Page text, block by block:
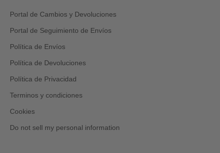
carpeta
promociones
spam.
Portal de Cambios y Devoluciones
Portal de Seguimiento de Envíos
Política de Envíos
Política de Devoluciones
Política de Privacidad
Terminos y condiciones
Cookies
Do not sell my personal information